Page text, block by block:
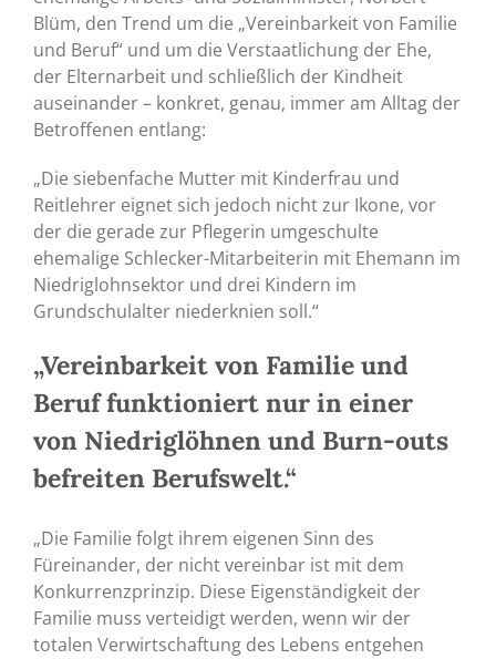
Blüm, den Trend um die „Vereinbarkeit von Familie
und Beruf“ und um die Verstaatlichung der Ehe,
der Elternarbeit und schließlich der Kindheit
auseinander – konkret, genau, immer am Alltag der
Betroffenen entlang:
„Die siebenfache Mutter mit Kinderfrau und
Reitlehrer eignet sich jedoch nicht zur Ikone, vor
der die gerade zur Pflegerin umgeschulte
ehemalige Schlecker-Mitarbeiterin mit Ehemann im
Niedriglohnsektor und drei Kindern im
Grundschulalter niederknien soll.“
„Vereinbarkeit von Familie und
Beruf funktioniert nur in einer
von Niedriglöhnen und Burn-outs
befreiten Berufswelt.“
„Die Familie folgt ihrem eigenen Sinn des
Füreinander, der nicht vereinbar ist mit dem
Konkurrenzprinzip. Diese Eigenständigkeit der
Familie muss verteidigt werden, wenn wir der
totalen Verwirtschaftung des Lebens entgehen